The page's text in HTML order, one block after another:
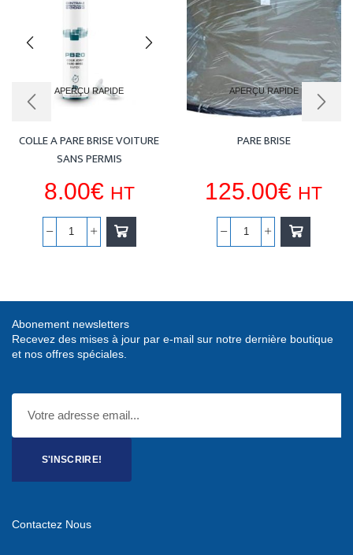
APERÇU RAPIDE
COLLE A PARE BRISE VOITURE
SANS PERMIS
8.00€ HT
quantité
BRISE
VOITURE
SANS
APERÇU RAPIDE
PARE BRISE
125.00€ HT
quantité
Abonement newsletters
Recevez des mises à jour par e-mail sur notre dernière boutique
et nos offres spéciales.
S'INSCRIRE!
Contactez Nous